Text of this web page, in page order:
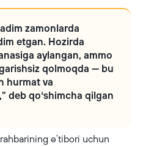
zamonlarda
etgan. Hozirda
aylangan, ammo
qolmoqda — bu
hurmat va
deb qoʻshimcha qilgan
eʼtibori uchun